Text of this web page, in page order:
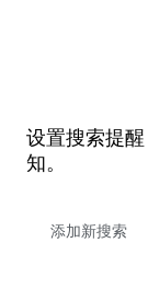
设置搜索提
知。